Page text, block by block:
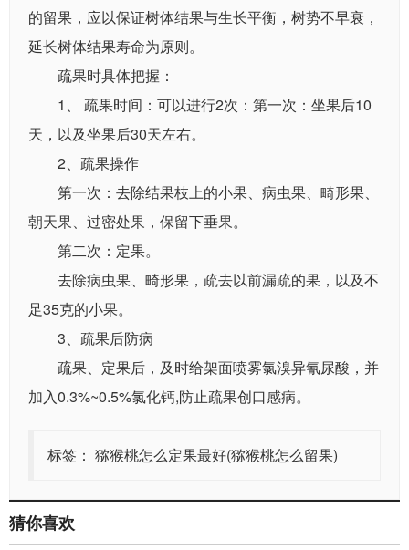
的留果，应以保证树体结果与生长平衡，树势不早衰，
延长树体结果寿命为原则。
疏果时具体把握：
1、 疏果时间：可以进行2次：第一次：坐果后10
天，以及坐果后30天左右。
2、疏果操作
第一次：去除结果枝上的小果、病虫果、畸形果、
朝天果、过密处果，保留下垂果。
第二次：定果。
去除病虫果、畸形果，疏去以前漏疏的果，以及不
足35克的小果。
3、疏果后防病
疏果、定果后，及时给架面喷雾氯溴异氰尿酸，并
加入0.3%~0.5%氯化钙,防止疏果创口感病。
标签： 猕猴桃怎么定果最好(猕猴桃怎么留果)
猜你喜欢